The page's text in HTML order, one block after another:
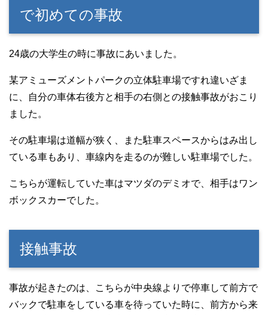
で初めての事故
24歳の大学生の時に事故にあいました。
某アミューズメントパークの立体駐車場ですれ違いざま
に、自分の車体右後方と相手の右側との接触事故がおこり
ました。
その駐車場は道幅が狭く、また駐車スペースからはみ出し
ている車もあり、車線内を走るのが難しい駐車場でした。
こちらが運転していた車はマツダのデミオで、相手はワン
ボックスカーでした。
接触事故
事故が起きたのは、こちらが中央線よりで停車して前方で
バックで駐車をしている車を待っていた時に、前方から来